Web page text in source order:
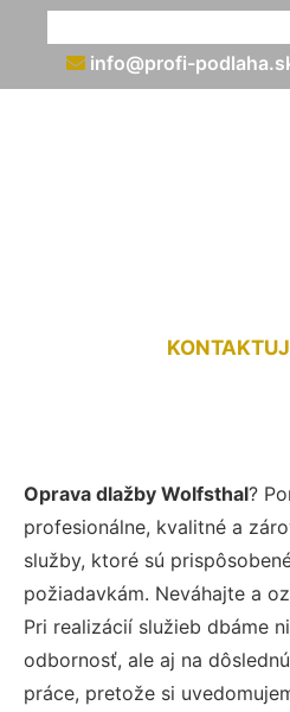
info@profi-
Oprava dlažby Wolfsthal?
profesionálne, kvalitné a
služby, ktoré sú
požiadavkám. Neváhajte a
Pri realizácií služieb dbáme
odbornosť, ale aj na
práce, pretože si